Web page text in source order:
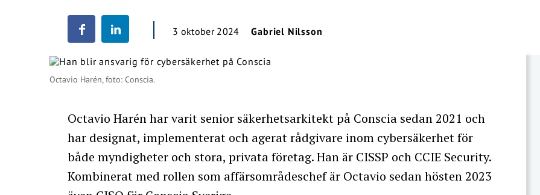
3 oktober 2024 Gabriel Nilsson
Octavio Harén, foto: Conscia.
Octavio Harén har varit senior säkerhetsarkitekt på Conscia sedan 2021 och
har designat, implementerat och agerat rådgivare inom cybersäkerhet för
både myndigheter och stora, privata företag. Han är CISSP och CCIE Security.
Kombinerat med rollen som affärsområdeschef är Octavio sedan hösten 2023